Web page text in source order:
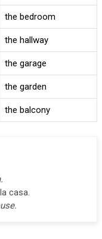
the bedroom
the hallway
the garage
the garden
the balcony
casa.